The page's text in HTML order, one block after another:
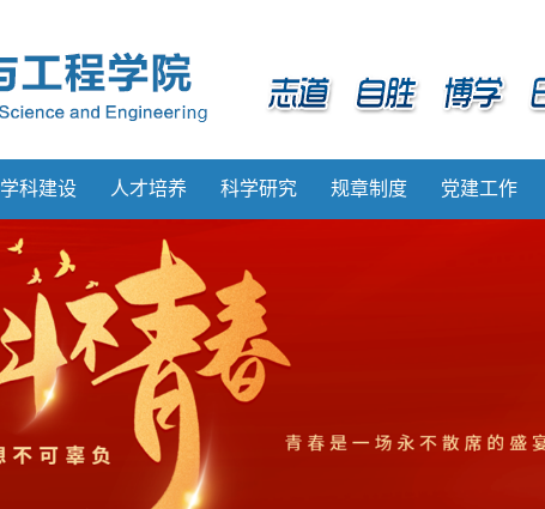
学科建设 人才培养 科学研究 规章制度 党建工作